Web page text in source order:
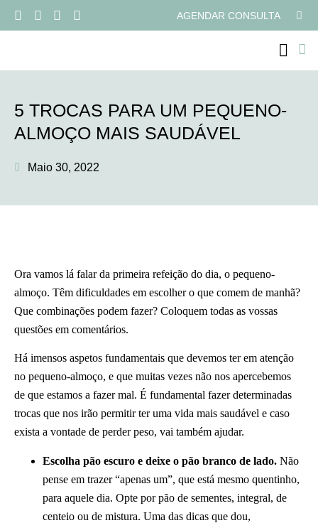
AGENDAR CONSULTA
5 TROCAS PARA UM PEQUENO-
ALMOÇO MAIS SAUDÁVEL
Maio 30, 2022
Ora vamos lá falar da primeira refeição do dia, o pequeno-
almoço. Têm dificuldades em escolher o que comem de manhã?
Que combinações podem fazer? Coloquem todas as vossas
questões em comentários.
Há imensos aspetos fundamentais que devemos ter em atenção
no pequeno-almoço, e que muitas vezes não nos apercebemos
de que estamos a fazer mal. É fundamental fazer determinadas
trocas que nos irão permitir ter uma vida mais saudável e caso
exista a vontade de perder peso, vai também ajudar.
Escolha pão escuro e deixe o pão branco de lado. Não
pense em trazer “apenas um”, que está mesmo quentinho,
para aquele dia. Opte por pão de sementes, integral, de
centeio ou de mistura. Uma das dicas que dou,